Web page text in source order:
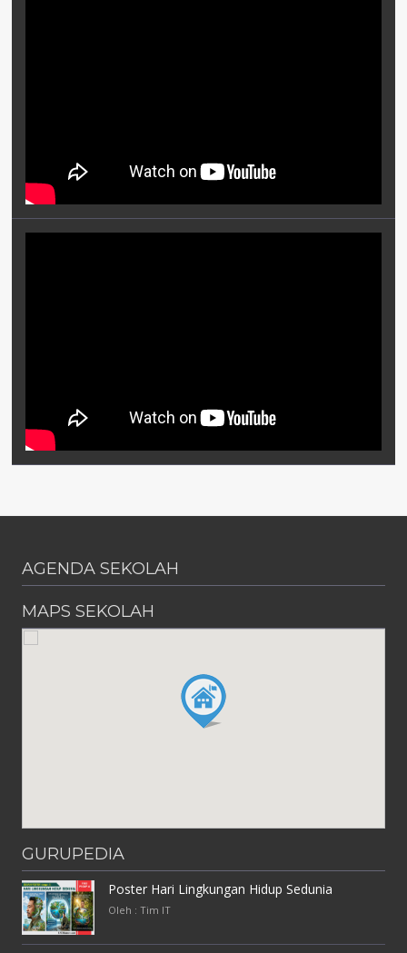
AGENDA SEKOLAH
MAPS SEKOLAH
GURUPEDIA
Poster Hari Lingkungan Hidup Sedunia
Oleh : Tim IT